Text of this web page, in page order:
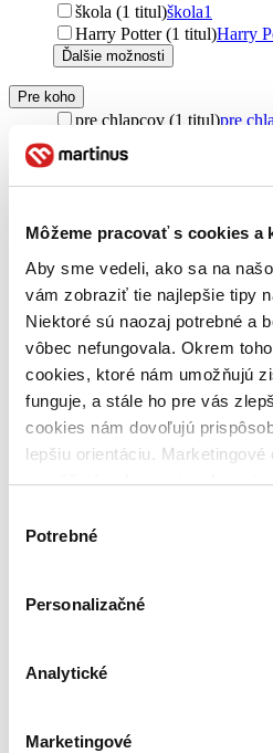
Môžeme pracovať s cookies a
Aby sme vedeli, ako sa na
vám zobraziť tie najlepšie tipy
Niektoré sú naozaj potrebné a
vôbec nefungovala. Okrem
cookies, ktoré nám umožňujú
funguje, a stále ho pre vás
cookies nám dovoľujú
lepšiu orientáciu. Marketingové
umožňujú zobrazenie
keby sme mohli používať
súhlasu
Potrebné
Personalizačné
Analytické
Marketingové
škola (1 titul)škola1
Harry Potter (1 titul)Harry
Ďalšie možnosti
Pre koho
pre chlapcov (1 titul)pre
pre dievčatá (1 titul)
young adult (1 titul)
pre deti (1 titul)pre deti1
Ďalšie možnosti
Vydavateľstvo
Ikar (1 titul) Ikar1
pevná väzba (1 titul)pevná
Zúžiť výber
Zoradiť
Najdrahšie
Z kolekcie TEST KOLEKCIA - test